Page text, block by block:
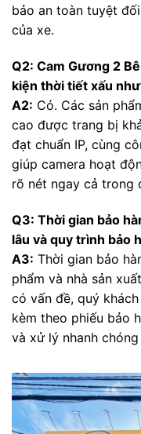
bảo an toàn tuyệt
của xe.
Q2: Cam Gương 2
kiện thời tiết xấu
A2: Có. Các sản
cao được trang bị
đạt chuẩn IP, cùng
giúp camera hoạt
rõ nét ngay cả trong
Q3: Thời gian bảo
lâu và quy trình bảo
A3: Thời gian bảo
phẩm và nhà sản
có vấn đề, quý
kèm theo phiếu bảo
và xử lý nhanh